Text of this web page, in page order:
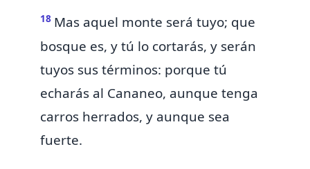
18 Mas aquel monte será tuyo; que
bosque es, y tú lo cortarás, y serán
tuyos sus términos: porque tú
echarás al Cananeo, aunque tenga
carros herrados, y aunque sea
fuerte.